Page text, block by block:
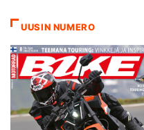
UUSIN NUMERO